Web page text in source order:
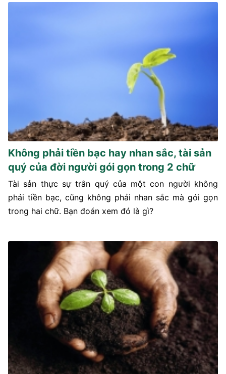
Không phải tiền bạc hay nhan sắc, tài sản
quý của đời người gói gọn trong 2 chữ
Tài sản thực sự trân quý của một con người không
phải tiền bạc, cũng không phải nhan sắc mà gói gọn
trong hai chữ. Bạn đoán xem đó là gì?